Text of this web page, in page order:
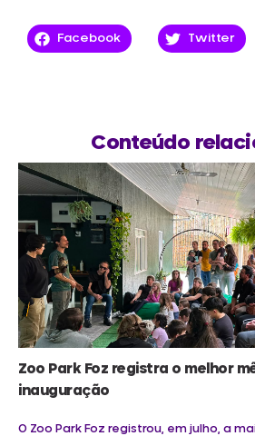
Facebook Twitter
Conteúdo
Zoo Park Foz registra o melhor
inauguração
O Zoo Park Foz registrou, em julho, a